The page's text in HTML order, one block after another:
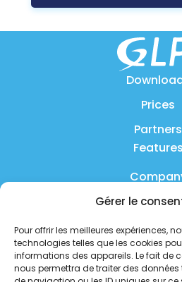
Gérer le
Pour offrir les meilleures expériences,
technologies telles que les cookies
informations des appareils. Le fait de
nous permettra de traiter des
Prices
Partners
Features
Product
FAQ
Contact